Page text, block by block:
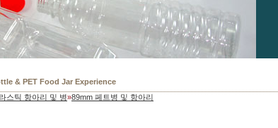
For Your PET Bottles
스틱 항아리 및 병»89mm 페트병 및 항아리